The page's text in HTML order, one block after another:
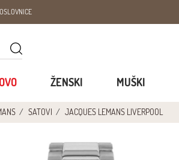
ŽENSKI MUŠKI
SATOVI JACQUES LEMANS LIVERPOOL